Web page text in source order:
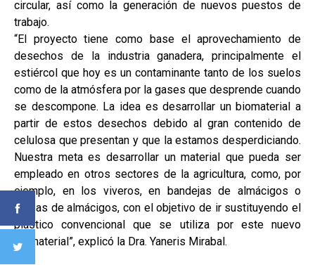
circular, así como la generación de nuevos puestos de
trabajo.
“El proyecto tiene como base el aprovechamiento de
desechos de la industria ganadera, principalmente el
estiércol que hoy es un contaminante tanto de los suelos
como de la atmósfera por la gases que desprende cuando
se descompone. La idea es desarrollar un biomaterial a
partir de estos desechos debido al gran contenido de
celulosa que presentan y que la estamos desperdiciando.
Nuestra meta es desarrollar un material que pueda ser
empleado en otros sectores de la agricultura, como, por
ejemplo, en los viveros, en bandejas de almácigos o
bolsas de almácigos, con el objetivo de ir sustituyendo el
plástico convencional que se utiliza por este nuevo
biomaterial”, explicó la Dra. Yaneris Mirabal.